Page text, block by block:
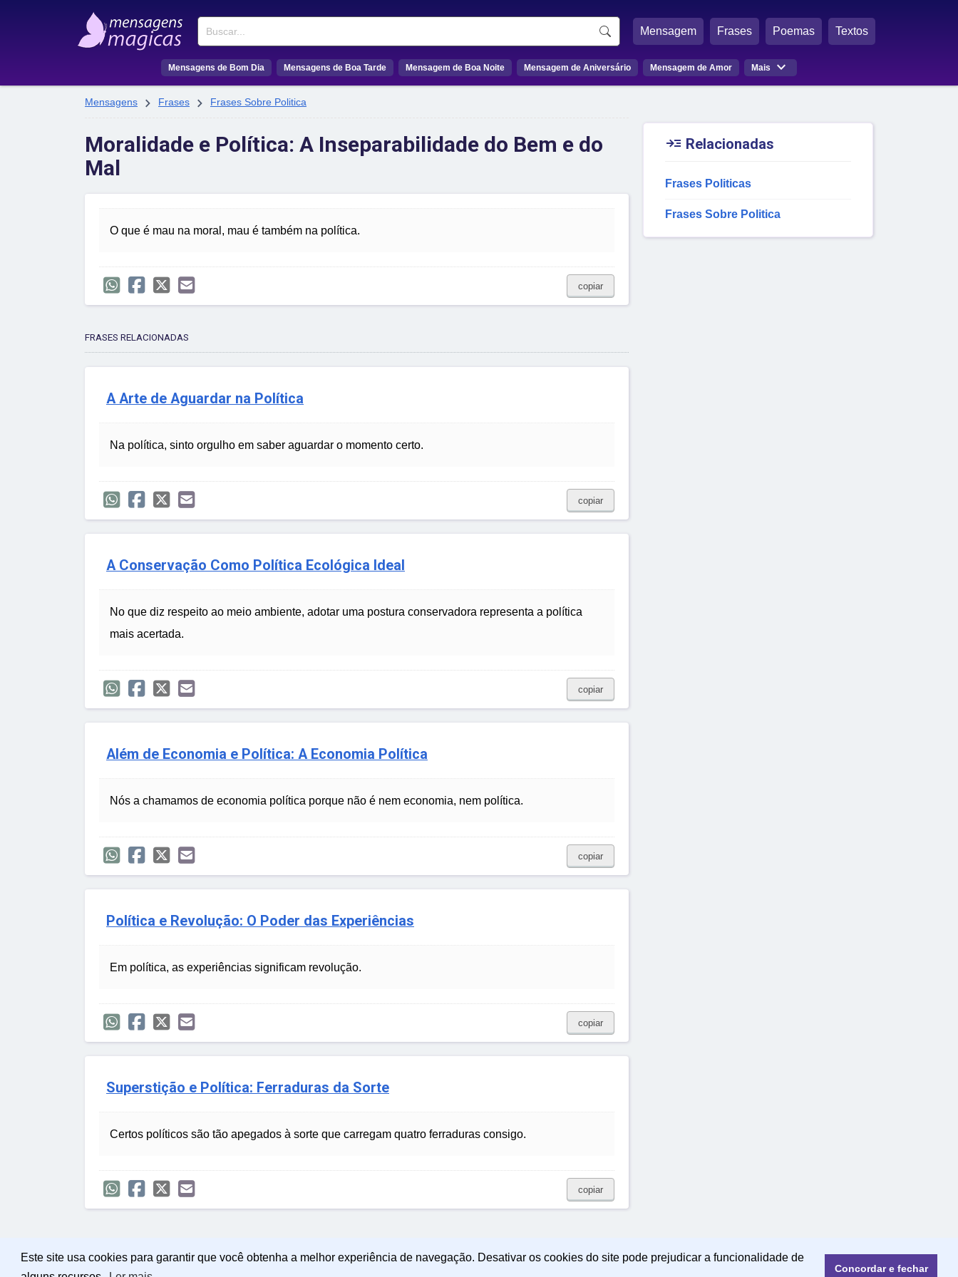
Este site usa cookies para garantir que você obtenha a melhor experiência de navegação. Desativar os cookies do site pode prejudicar a funcionalidade de
Concordar e fechar
Buscar Mensagem Frases Poemas Textos
Mensagens de Bom Dia Mensagens de Boa Tarde Mensagem de Boa Noite Mensagem de Aniversário Mensagem de Amor Mais 
Mensagens  Frases  Frases Sobre Politica
Moralidade e Política: A Inseparabilidade do Bem e do
Mal
O que é mau na moral, mau é também na política.
copiar
FRASES RELACIONADAS
A Arte de Aguardar na Política
Na política, sinto orgulho em saber aguardar o momento certo.
copiar
A Conservação Como Política Ecológica Ideal
No que diz respeito ao meio ambiente, adotar uma postura conservadora representa a política
mais acertada.
copiar
Além de Economia e Política: A Economia Política
Nós a chamamos de economia política porque não é nem economia, nem política.
copiar
Política e Revolução: O Poder das Experiências
Em política, as experiências significam revolução.
copiar
Superstição e Política: Ferraduras da Sorte
Certos políticos são tão apegados à sorte que carregam quatro ferraduras consigo.
copiar
 Relacionadas
Frases Politicas
Frases Sobre Politica